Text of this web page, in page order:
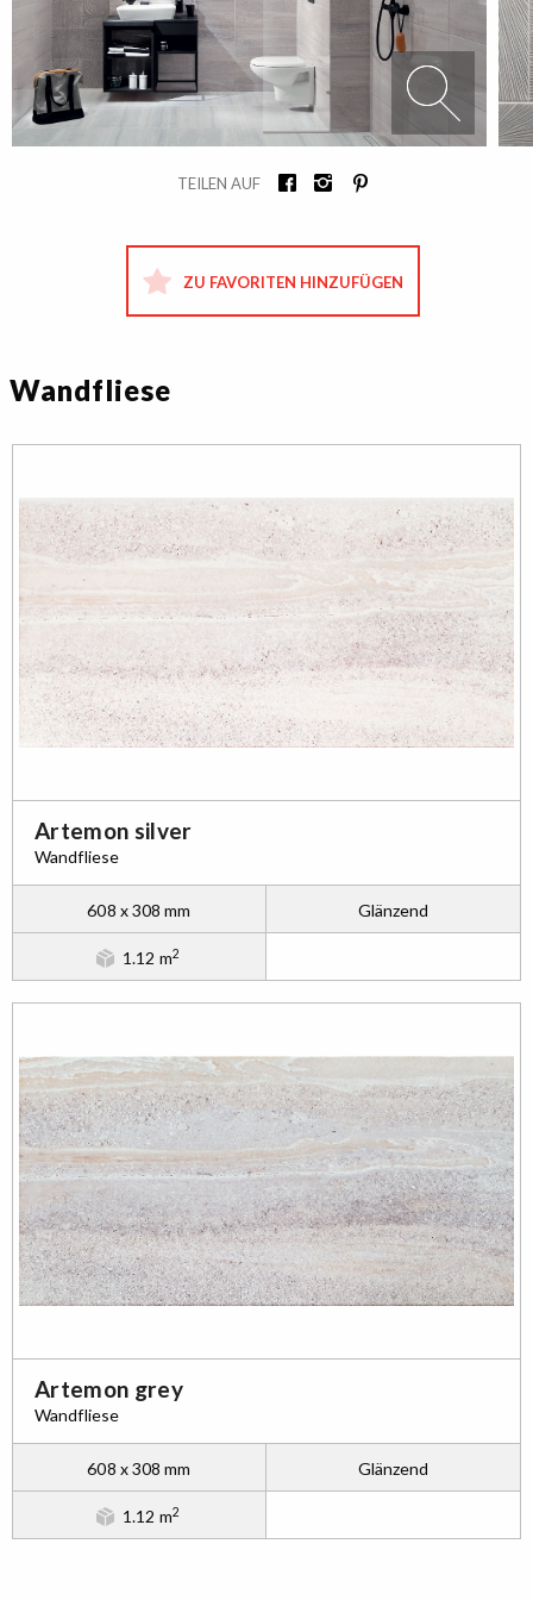
TEILEN AUF
ZU FAVORITEN HINZUFÜGEN
Wandfliese
Artemon silver
Wandfliese
608 x 308 mm Glänzend
1.12 m2
Artemon grey
Wandfliese
608 x 308 mm Glänzend
1.12 m2